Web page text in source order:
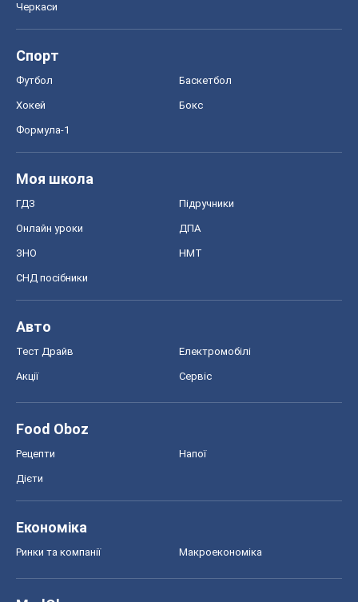
Черкаси
Спорт
Футбол Баскетбол
Хокей Бокс
Формула-1
Моя школа
ГДЗ Підручники
Онлайн уроки ДПА
ЗНО НМТ
СНД посібники
Авто
Тест Драйв Електромобілі
Акції Сервіс
Food Oboz
Рецепти Напої
Дієти
Економіка
Ринки та компанії Макроекономіка